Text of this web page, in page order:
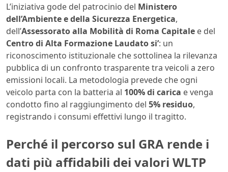
L’iniziativa gode del patrocinio del Ministero
dell’Ambiente e della Sicurezza Energetica,
dell’Assessorato alla Mobilità di Roma Capitale e del
Centro di Alta Formazione Laudato si’: un
riconoscimento istituzionale che sottolinea la rilevanza
pubblica di un confronto trasparente tra veicoli a zero
emissioni locali. La metodologia prevede che ogni
veicolo parta con la batteria al 100% di carica e venga
condotto fino al raggiungimento del 5% residuo,
registrando i consumi effettivi lungo il tragitto.
Perché il percorso sul GRA rende i
dati più affidabili dei valori WLTP